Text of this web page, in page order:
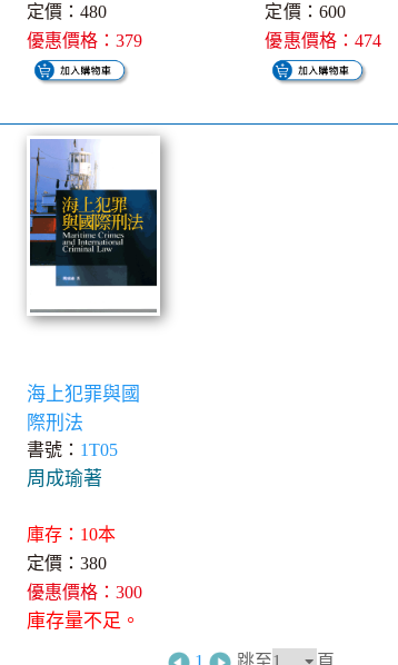
定價：480
優惠價格：379
定價：600
優惠價格：474
海上犯罪與國
際刑法
書號： 1T05
周成瑜著
庫存：10本
定價：380
優惠價格：300
庫存量不足。
跳至 頁